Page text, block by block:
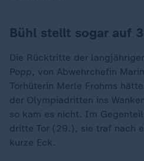
Bühl stellt sogar auf
Die Rücktritte der
Popp, von Abwehrchefin
Torhüterin Merle Frohms
der Olympiadritten ins
so kam es nicht. Im
dritte Tor (29.), sie traf nach
kurze Eck.